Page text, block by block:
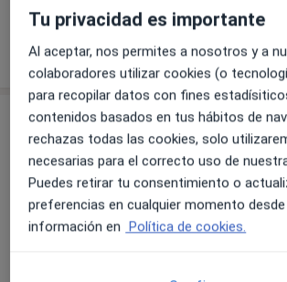
Española de Artroscopia
Director del Fellowship en Artroscopia
Hospital Universitario de la Santa Creu i
(Barcelona)
Publicaciones en las principales
internacionales de la especialidad
hombro y rodilla y cirugía artroscópica.
Miembro Asociado de la International
Arthroscopy, Knee Surgery and
Medicine (ISAKOS)
Miembro Asociado de la European
Mostrar más detalles
sobre la
Servicios y precios
Consulta online
Desde 50 € Detalles
Primera visita Traumatología y Cirugía
Tu privacidad es importante
Al aceptar, nos permites a nosotros y a
colaboradores utilizar cookies (o
para recopilar datos con fines
contenidos basados en tus hábitos de
rechazas todas las cookies, solo
necesarias para el correcto uso de
Puedes retirar tu consentimiento o
preferencias en cualquier momento
información en Política de cookies.